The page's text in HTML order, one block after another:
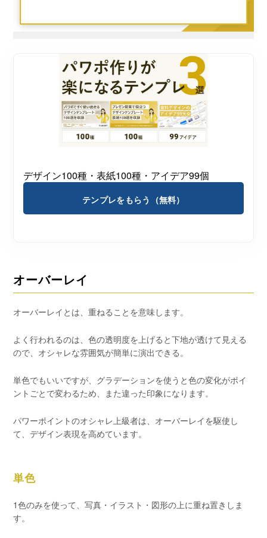
デザイン100種・表紙100種・アイデア99個
テンプレをもらう（無料）
オーバーレイ
オーバーレイとは、重ねることを意味します。
よく行われるのは、色の透明度を上げると下地が透けて見える
ので、オシャレな雰囲気が簡単に演出できる。
単色でもいいですが、グラデーションを使うと色の変化がポイ
ントごとで変わるため、また違った印象になります。
パワーポイントのオシャレ上級者は、オーバーレイを駆使し
て、デザイン表現を高めています。
単色
1色のみを使って、写真・イラスト・図形の上に重ね置きしま
す。